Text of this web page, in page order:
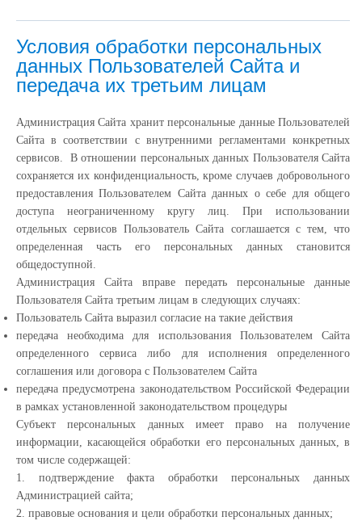
Условия обработки персональных
данных Пользователей Сайта и
передача их третьим лицам
Администрация Сайта хранит персональные данные Пользователей
Сайта в соответствии с внутренними регламентами конкретных
сервисов. В отношении персональных данных Пользователя Сайта
сохраняется их конфиденциальность, кроме случаев добровольного
предоставления Пользователем Сайта данных о себе для общего
доступа неограниченному кругу лиц. При использовании
отдельных сервисов Пользователь Сайта соглашается с тем, что
определенная часть его персональных данных становится
общедоступной.
Администрация Сайта вправе передать персональные данные
Пользователя Сайта третьим лицам в следующих случаях:
Пользователь Сайта выразил согласие на такие действия
передача необходима для использования Пользователем Сайта
определенного сервиса либо для исполнения определенного
соглашения или договора с Пользователем Сайта
передача предусмотрена законодательством Российской Федерации
в рамках установленной законодательством процедуры
Субъект персональных данных имеет право на получение
информации, касающейся обработки его персональных данных, в
том числе содержащей:
1. подтверждение факта обработки персональных данных
Администрацией сайта;
2. правовые основания и цели обработки персональных данных;